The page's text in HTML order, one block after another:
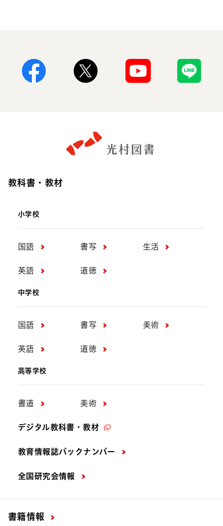
教科書・教材
小学校
国語 書写 生活
英語 道徳
中学校
国語 書写 美術
英語 道徳
高等学校
書道 美術
デジタル教科書・教材
教育情報誌バックナンバー
全国研究会情報
書籍情報